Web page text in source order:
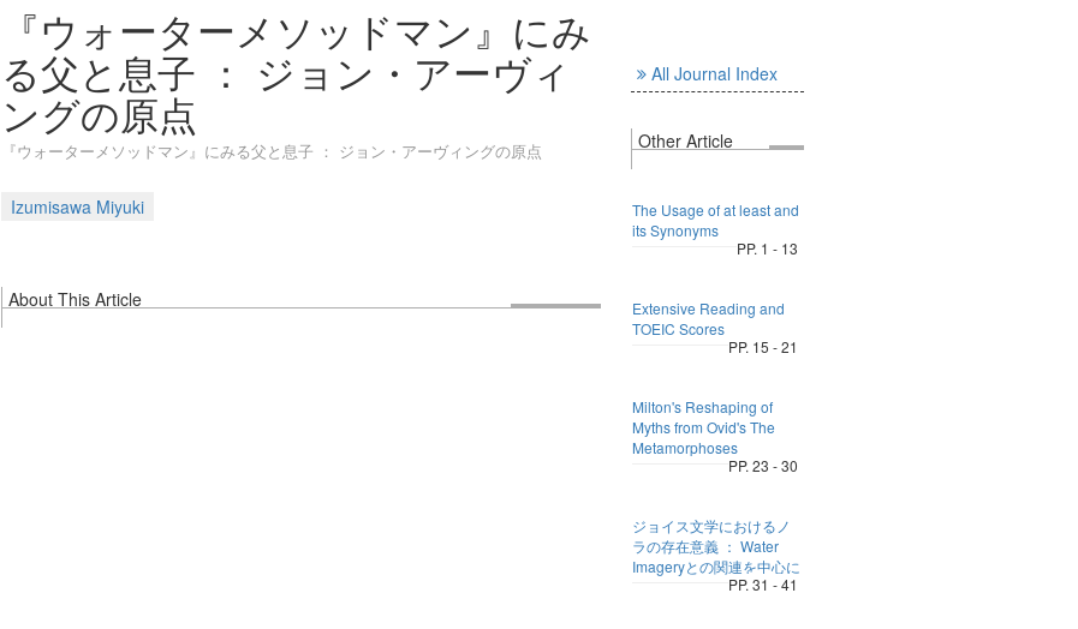
『ウォーターメソッドマン』にみ
る父と息子 ： ジョン・アーヴィ
ングの原点
『ウォーターメソッドマン』にみる父と息子 ： ジョン・アーヴィングの原点
Izumisawa Miyuki
About This Article
All Journal Index
Other Article
The Usage of at least and
its Synonyms
PP. 1 - 13
Extensive Reading and
TOEIC Scores
PP. 15 - 21
Milton's Reshaping of
Myths from Ovid's The
Metamorphoses
PP. 23 - 30
ジョイス文学におけるノ
ラの存在意義 ： Water
Imageryとの関連を中心に
PP. 31 - 41